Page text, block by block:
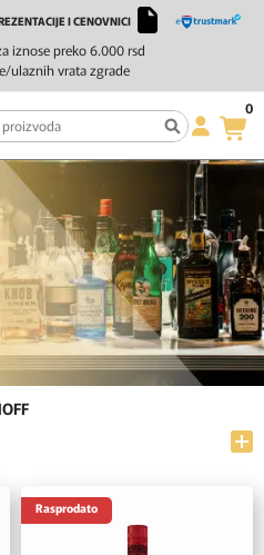
iznose preko 6.000 rsd
ulaznih vrata zgrade
I CENOVNICI
0
Rasprodato